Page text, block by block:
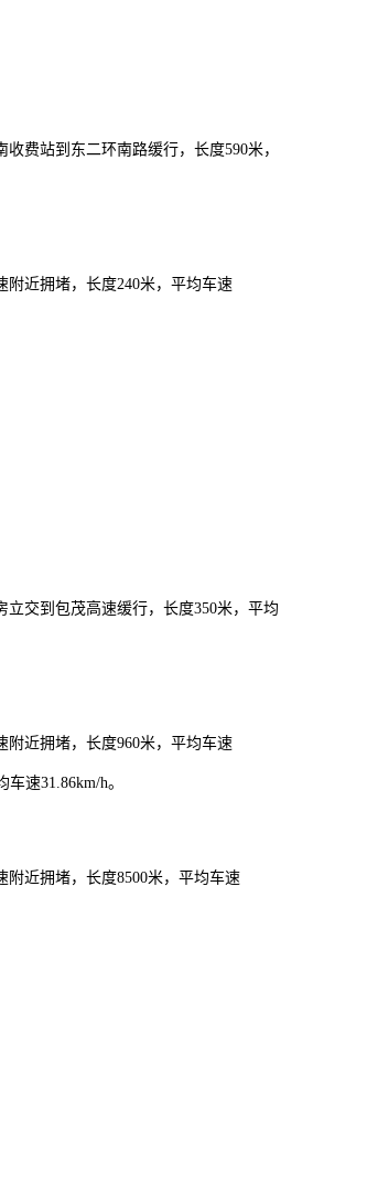
费站到东二环南路缓行，长度590米，
附近拥堵，长度240米，平均车速
立交到包茂高速缓行，长度350米，平均
附近拥堵，长度960米，平均车速
速31.86km/h。
附近拥堵，长度8500米，平均车速